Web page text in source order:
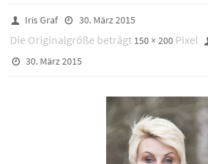
Iris Graf 30. März 2015
Die Originalgröße beträgt 150 × 200 Pixel
30. März 2015